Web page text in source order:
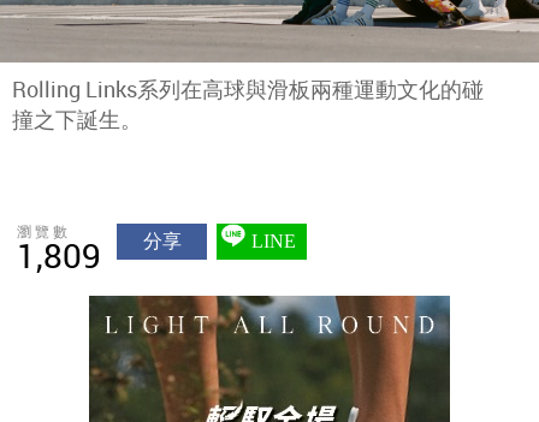
Rolling Links系列在高球與滑板兩種運動文化的碰
撞之下誕生。
瀏覽數
1,809 分享 LINE